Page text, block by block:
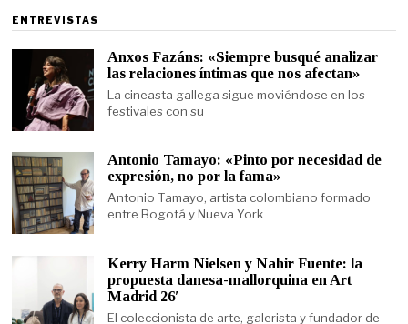
ENTREVISTAS
Anxos Fazáns: «Siempre busqué analizar
las relaciones íntimas que nos afectan»
La cineasta gallega sigue moviéndose en los
festivales con su
Antonio Tamayo: «Pinto por necesidad de
expresión, no por la fama»
Antonio Tamayo, artista colombiano formado
entre Bogotá y Nueva York
Kerry Harm Nielsen y Nahir Fuente: la
propuesta danesa-mallorquina en Art
Madrid 26′
El coleccionista de arte, galerista y fundador de